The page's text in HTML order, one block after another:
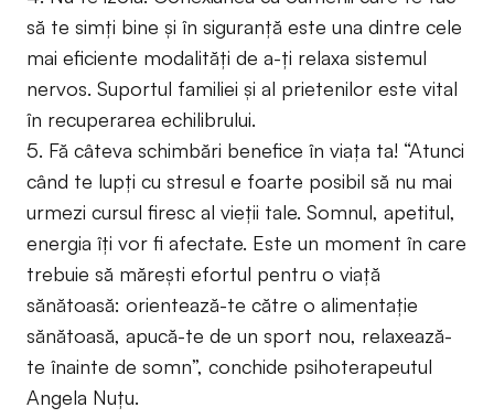
să te simţi bine şi în siguranţă este una dintre cele
mai eficiente modalităţi de a-ţi relaxa sistemul
nervos. Suportul familiei şi al prietenilor este vital
în recuperarea echilibrului.
5. Fă câteva schimbări benefice în viaţa ta! “Atunci
când te lupţi cu stresul e foarte posibil să nu mai
urmezi cursul firesc al vieţii tale. Somnul, apetitul,
energia îţi vor fi afectate. Este un moment în care
trebuie să măreşti efortul pentru o viaţă
sănătoasă: orientează-te către o alimentație
sănătoasă, apucă-te de un sport nou, relaxează-
te înainte de somn”, conchide psihoterapeutul
Angela Nuţu.